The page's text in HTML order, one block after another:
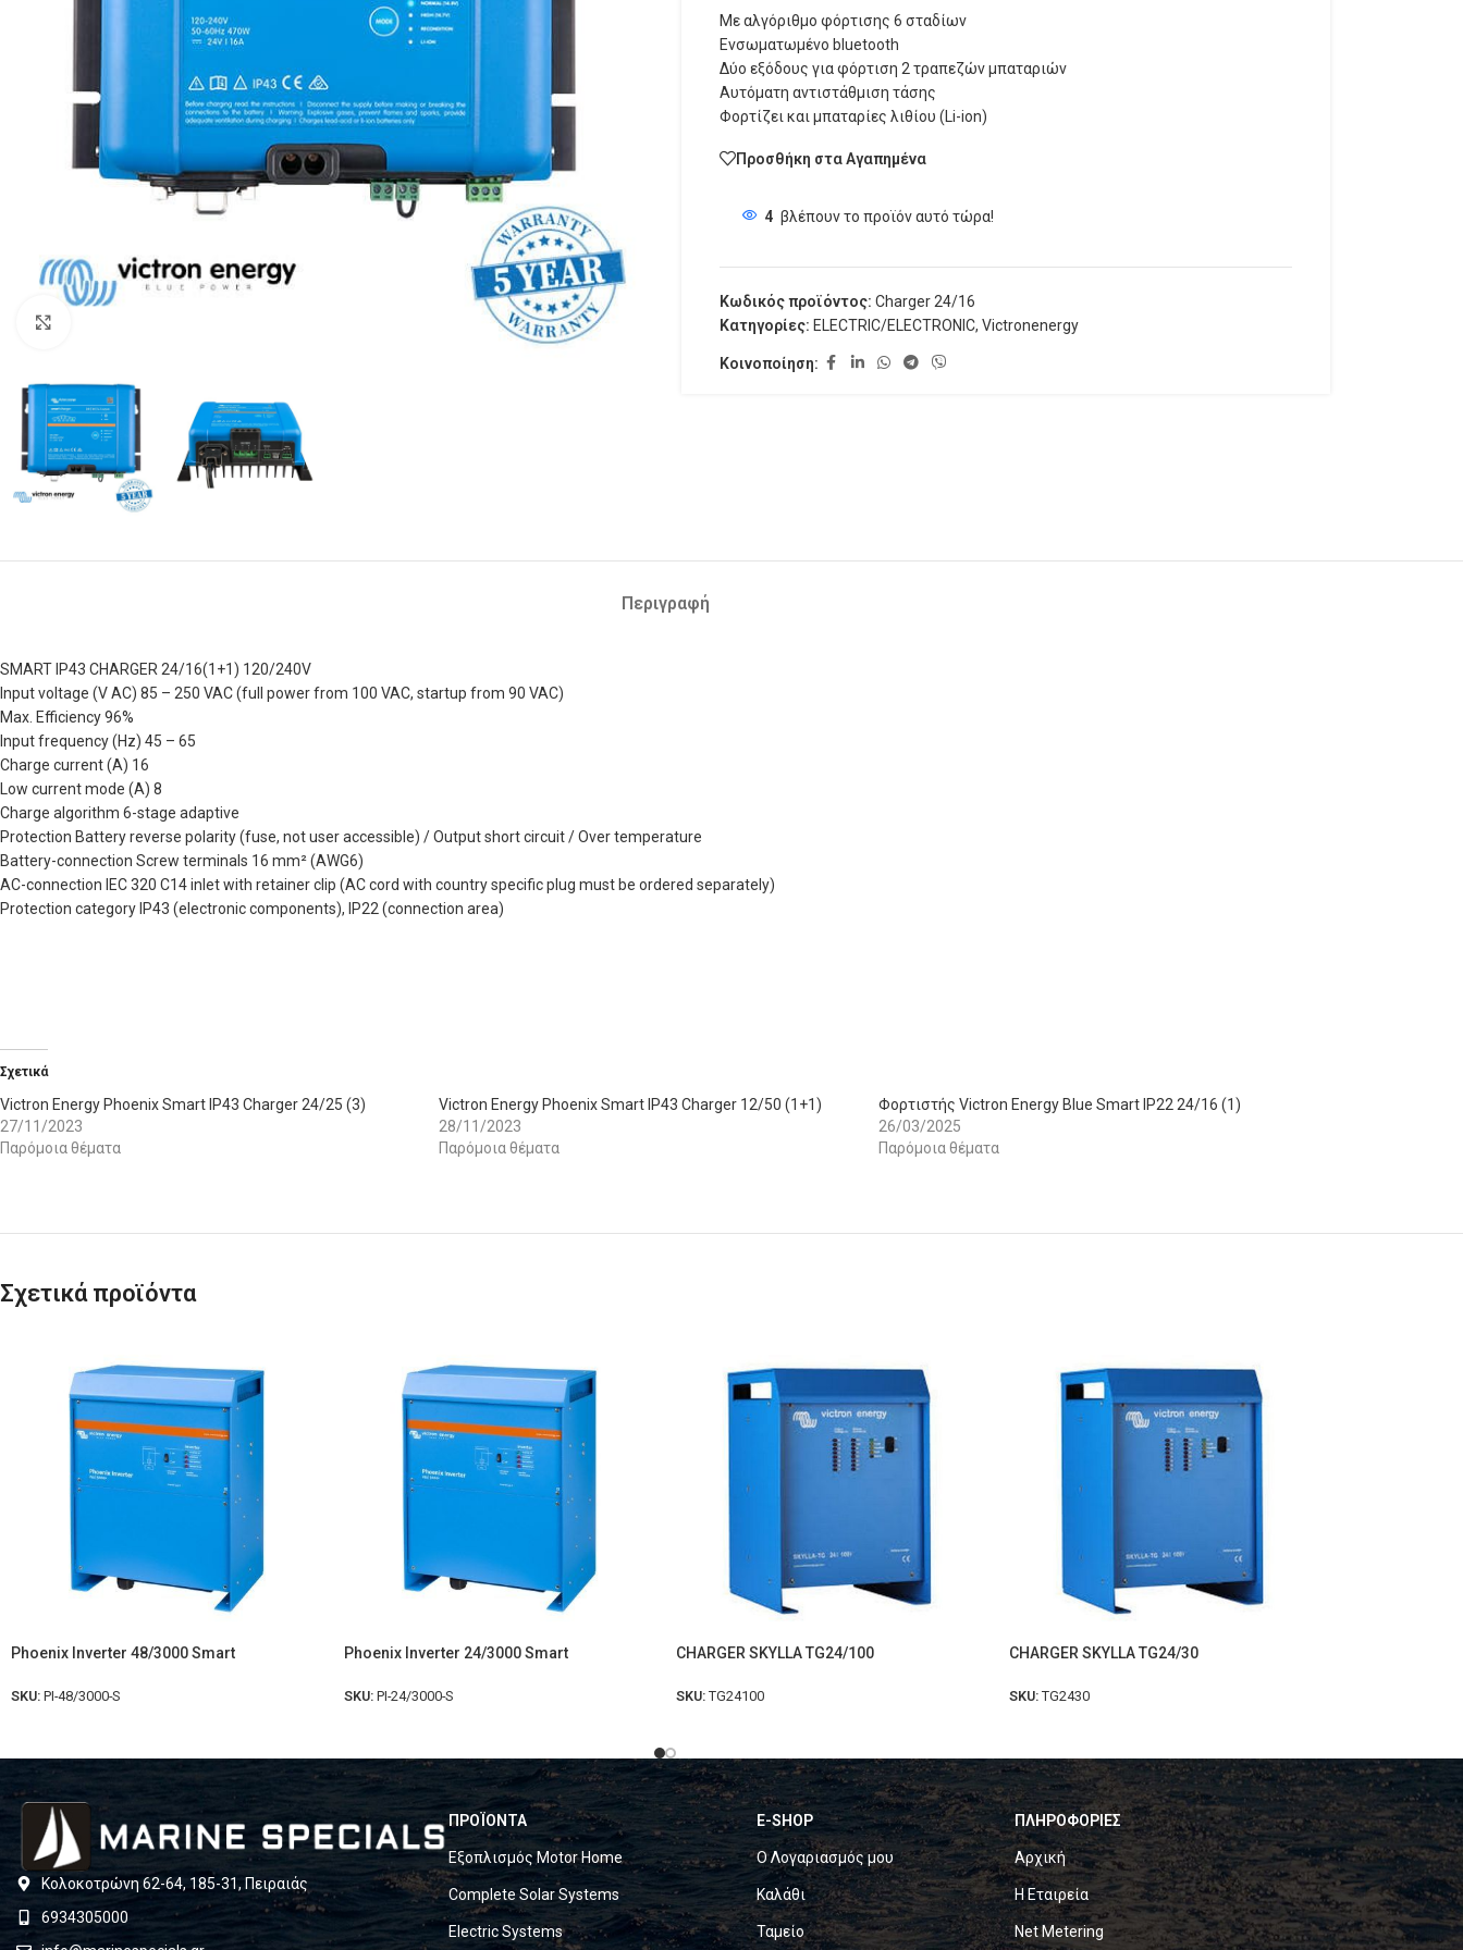
Με αλγόριθμο φόρτισης 6 σταδίων
Ενσωματωμένο bluetooth
Δύο εξόδους για φόρτιση 2 τραπεζών μπαταριών
Αυτόματη αντιστάθμιση τάσης
Φορτίζει και μπαταρίες λιθίου (Li-ion)
Προσθήκη στα Αγαπημένα
4 βλέπουν το προϊόν αυτό τώρα!
Κωδικός προϊόντος: Charger 24/16
Κατηγορίες: ELECTRIC/ELECTRONIC, Victronenergy
Κοινοποίηση:
Περιγραφή
SMART IP43 CHARGER 24/16(1+1) 120/240V
Input voltage (V AC) 85 – 250 VAC (full power from 100 VAC, startup from 90 VAC)
Max. Efficiency 96%
Input frequency (Hz) 45 – 65
Charge current (A) 16
Low current mode (A) 8
Charge algorithm 6-stage adaptive
Protection Battery reverse polarity (fuse, not user accessible) / Output short circuit / Over temperature
Battery-connection Screw terminals 16 mm² (AWG6)
AC-connection IEC 320 C14 inlet with retainer clip (AC cord with country specific plug must be ordered separately)
Protection category IP43 (electronic components), IP22 (connection area)
Σχετικά
Victron Energy Phoenix Smart IP43 Charger 24/25 (3)
27/11/2023
Παρόμοια θέματα
Victron Energy Phoenix Smart IP43 Charger 12/50 (1+1)
28/11/2023
Παρόμοια θέματα
Φορτιστής Victron Energy Blue Smart IP22 24/16 (1)
26/03/2025
Παρόμοια θέματα
Σχετικά προϊόντα
Phoenix Inverter 48/3000 Smart
SKU: PI-48/3000-S
Phoenix Inverter 24/3000 Smart
SKU: PI-24/3000-S
CHARGER SKYLLA TG24/100
SKU: TG24100
CHARGER SKYLLA TG24/30
SKU: TG2430
Κολοκοτρώνη 62-64, 185-31, Πειραιάς
6934305000
ΠΡΟΪΟΝΤΑ
Εξοπλισμός Motor Home
Complete Solar Systems
Electric Systems
E-SHOP
Ο Λογαριασμός μου
Καλάθι
Ταμείο
ΠΛΗΡΟΦΟΡΙΕΣ
Αρχική
Η Εταιρεία
Net Metering